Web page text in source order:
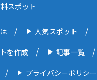
スポット
人気スポット
を作成 記事一覧
プライバシーポリシー